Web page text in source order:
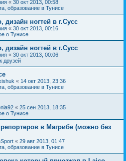
« 30 окт 2013, 00:58
образование в Тунисе
ногтей в г.Сусс
« 30 окт 2013, 00:16
о Тунисе
ногтей в г.Сусс
« 30 окт 2013, 00:06
друзей
« 14 окт 2013, 23:36
образование в Тунисе
« 25 сен 2013, 18:35
о Тунисе
в Магрибе (можно без
« 29 авг 2013, 01:47
образование в Тунисе